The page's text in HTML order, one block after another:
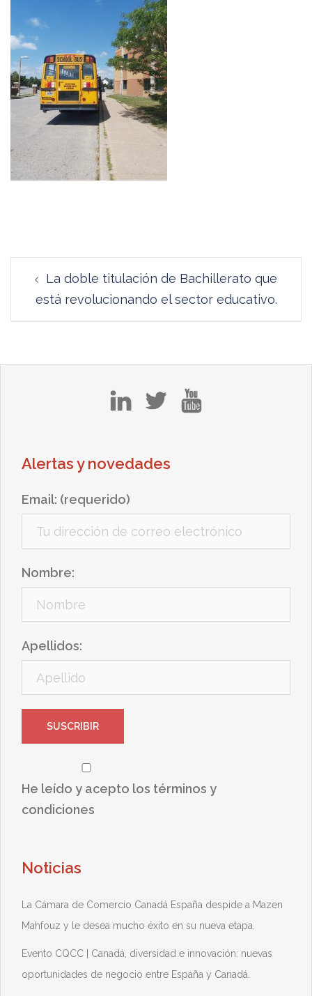
entradas
La doble titulación de Bachillerato que
está revolucionando el sector educativo.
Alertas y novedades
Email: (requerido)
Nombre:
Apellidos:
He leído y acepto los términos y
condiciones
Noticias
La Cámara de Comercio Canadá España despide a Mazen
Mahfouz y le desea mucho éxito en su nueva etapa.
Evento CQCC | Canadá, diversidad e innovación: nuevas
oportunidades de negocio entre España y Canadá.